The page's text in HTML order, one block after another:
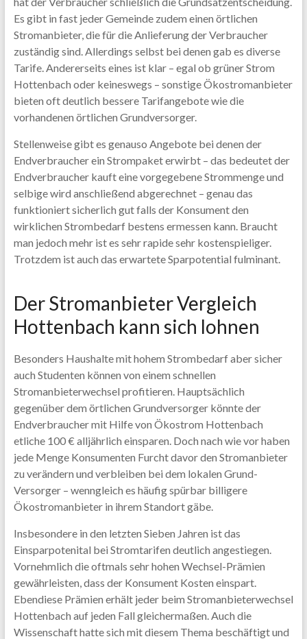
Es gibt in fast jeder Gemeinde zudem einen örtlichen
Stromanbieter, die für die Anlieferung der Verbraucher
zuständig sind. Allerdings selbst bei denen gab es diverse
Tarife. Andererseits eines ist klar – egal ob grüner Strom
Hottenbach oder keineswegs – sonstige Ökostromanbieter
bieten oft deutlich bessere Tarifangebote wie die
vorhandenen örtlichen Grundversorger.
Stellenweise gibt es genauso Angebote bei denen der
Endverbraucher ein Strompaket erwirbt – das bedeutet der
Endverbraucher kauft eine vorgegebene Strommenge und
selbige wird anschließend abgerechnet – genau das
funktioniert sicherlich gut falls der Konsument den
wirklichen Strombedarf bestens ermessen kann. Braucht
man jedoch mehr ist es sehr rapide sehr kostenspieliger.
Trotzdem ist auch das erwartete Sparpotential fulminant.
Der Stromanbieter Vergleich
Hottenbach kann sich lohnen
Besonders Haushalte mit hohem Strombedarf aber sicher
auch Studenten können von einem schnellen
Stromanbieterwechsel profitieren. Hauptsächlich
gegenüber dem örtlichen Grundversorger könnte der
Endverbraucher mit Hilfe von Ökostrom Hottenbach
etliche 100 € alljährlich einsparen. Doch nach wie vor haben
jede Menge Konsumenten Furcht davor den Stromanbieter
zu verändern und verbleiben bei dem lokalen Grund-
Versorger – wenngleich es häufig spürbar billigere
Ökostromanbieter in ihrem Standort gäbe.
Insbesondere in den letzten Sieben Jahren ist das
Einsparpotenital bei Stromtarifen deutlich angestiegen.
Vornehmlich die oftmals sehr hohen Wechsel-Prämien
gewährleisten, dass der Konsument Kosten einspart.
Ebendiese Prämien erhält jeder beim Stromanbieterwechsel
Hottenbach auf jeden Fall gleichermaßen. Auch die
Wissenschaft hatte sich mit diesem Thema beschäftigt und